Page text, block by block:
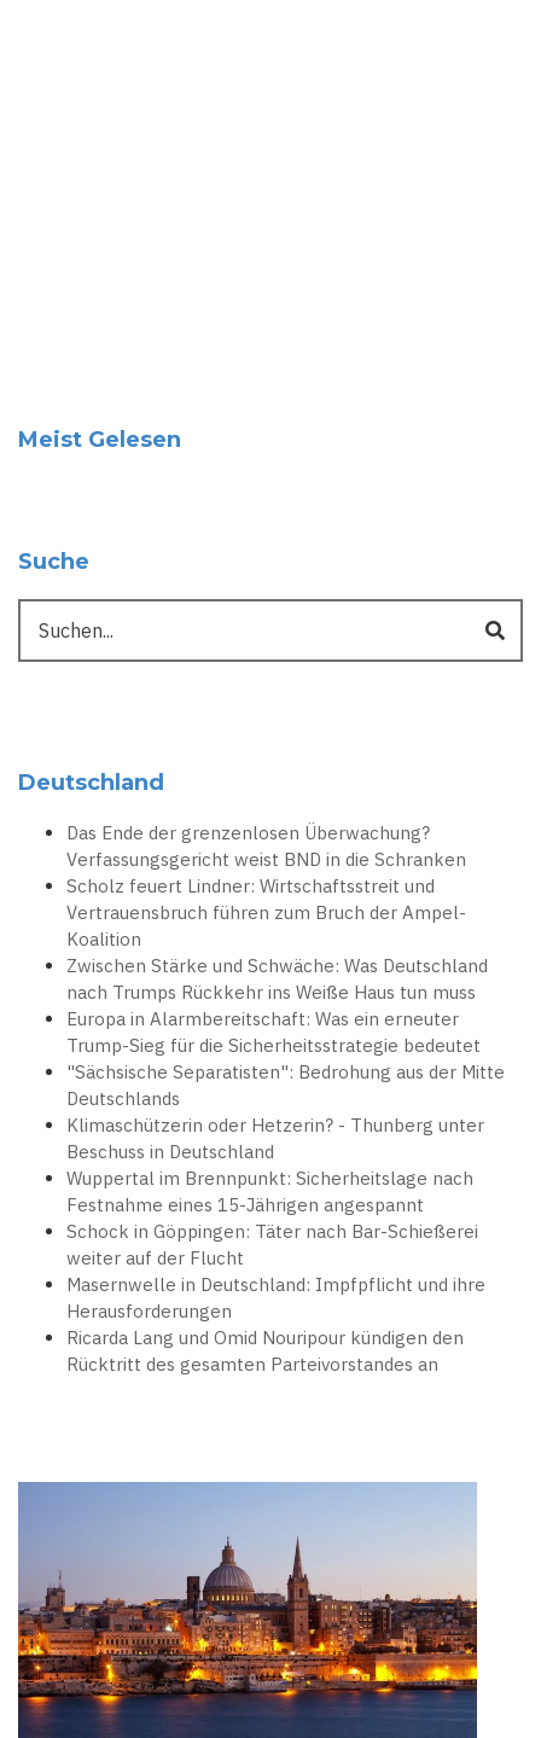
Meist Gelesen
Suche
Deutschland
Das Ende der grenzenlosen Überwachung?
Verfassungsgericht weist BND in die Schranken
Scholz feuert Lindner: Wirtschaftsstreit und
Vertrauensbruch führen zum Bruch der Ampel-
Koalition
Zwischen Stärke und Schwäche: Was Deutschland
nach Trumps Rückkehr ins Weiße Haus tun muss
Europa in Alarmbereitschaft: Was ein erneuter
Trump-Sieg für die Sicherheitsstrategie bedeutet
"Sächsische Separatisten": Bedrohung aus der Mitte
Deutschlands
Klimaschützerin oder Hetzerin? - Thunberg unter
Beschuss in Deutschland
Wuppertal im Brennpunkt: Sicherheitslage nach
Festnahme eines 15-Jährigen angespannt
Schock in Göppingen: Täter nach Bar-Schießerei
weiter auf der Flucht
Masernwelle in Deutschland: Impfpflicht und ihre
Herausforderungen
Ricarda Lang und Omid Nouripour kündigen den
Rücktritt des gesamten Parteivorstandes an